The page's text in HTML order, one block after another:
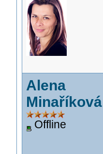
Alena
Minaříková
Offline